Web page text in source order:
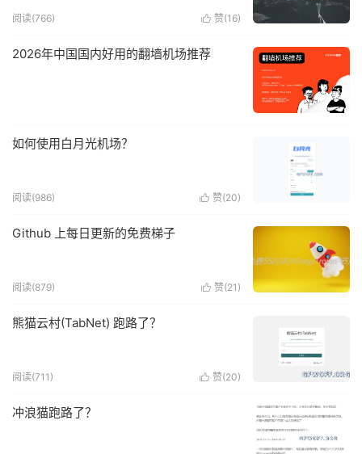
 赞(16)
阅读(766)
2026年中国国内好用的翻墙机场推荐
如何使用白月光机场？
 赞(20)
阅读(986)
Github 上每日更新的免费梯子
 赞(21 )
阅读(879)
熊猫云村(TabNet) 跑路了？
 赞(20)
阅读(711)
冲浪猫跑路了？